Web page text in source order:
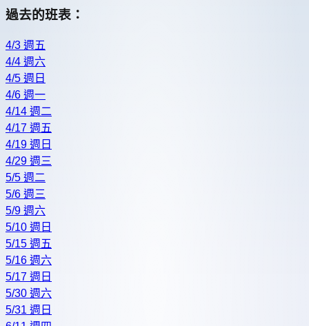
過去的班表：
4/3 週五
4/4 週六
4/5 週日
4/6 週一
4/14 週二
4/17 週五
4/19 週日
4/29 週三
5/5 週二
5/6 週三
5/9 週六
5/10 週日
5/15 週五
5/16 週六
5/17 週日
5/30 週六
5/31 週日